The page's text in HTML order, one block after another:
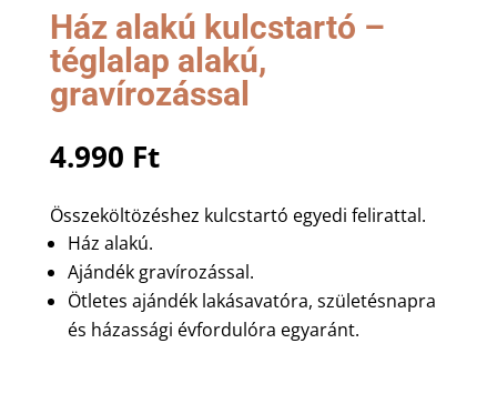
Ház alakú kulcstartó –
téglalap alakú,
gravírozással
4.990 Ft
Összeköltözéshez kulcstartó egyedi felirattal.
Ház alakú.
Ajándék gravírozással.
Ötletes ajándék lakásavatóra, születésnapra
és házassági évfordulóra egyaránt.